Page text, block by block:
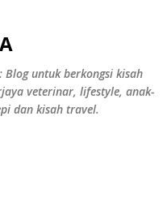
Blog untuk berkongsi kisah
veterinar, lifestyle, anak-
dan kisah travel.